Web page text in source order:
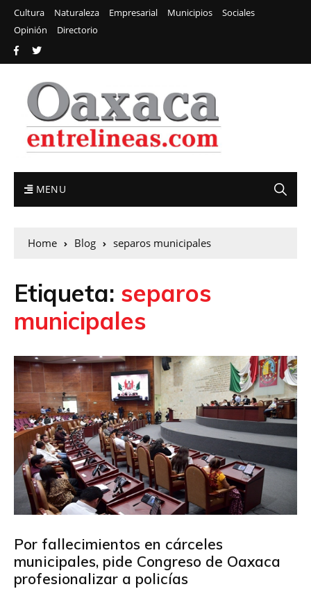
Cultura Naturaleza Empresarial Municipios
Sociales
Opinión
Directorio
MENU
Home Blog separos municipales
Etiqueta: separos
municipales
Por fallecimientos en cárceles
municipales, pide Congreso de Oaxaca
profesionalizar a policías